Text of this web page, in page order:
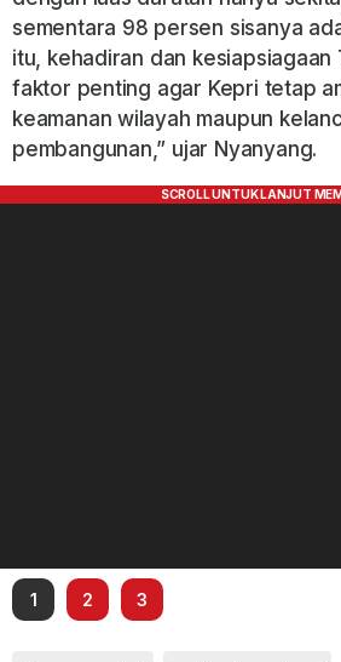
sementara 98 persen sisanya
itu, kehadiran dan kesiapsiagaan
faktor penting agar Kepri tetap
keamanan wilayah maupun
pembangunan,” ujar Nyanyang.
1 2 3